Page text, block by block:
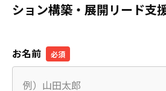
ション構築・展開リード支
お名前